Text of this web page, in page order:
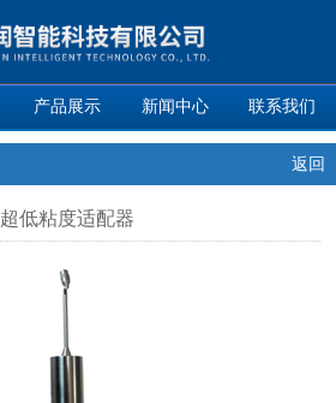
产品展示 新闻中心 联系我们
返回
超低粘度适配器